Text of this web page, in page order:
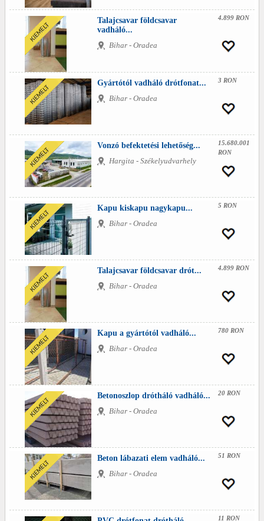
Talajcsavar földcsavar
vadháló...
Bihar - Oradea
4.899 RON
Gyártótól vadháló drótfonat...
Bihar - Oradea
3 RON
Vonzó befektetési lehetőség...
Hargita - Székelyudvarhely
15.680.001
RON
Kapu kiskapu nagykapu...
Bihar - Oradea
5 RON
Talajcsavar földcsavar drót...
Bihar - Oradea
4.899 RON
Kapu a gyártótól vadháló...
Bihar - Oradea
780 RON
Betonoszlop drótháló vadháló...
Bihar - Oradea
20 RON
Beton lábazati elem vadháló...
Bihar - Oradea
51 RON
11 RON